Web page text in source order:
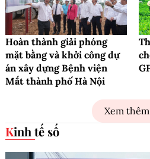
Hoàn thành giải phóng
mặt bằng và khởi công dự
án xây dựng Bệnh viện
Mắt thành phố Hà Nội
Xem thêm
Kinh tế số